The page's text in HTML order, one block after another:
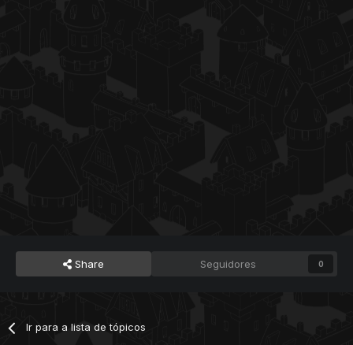
Share Seguidores 0
Ir para a lista de tópicos